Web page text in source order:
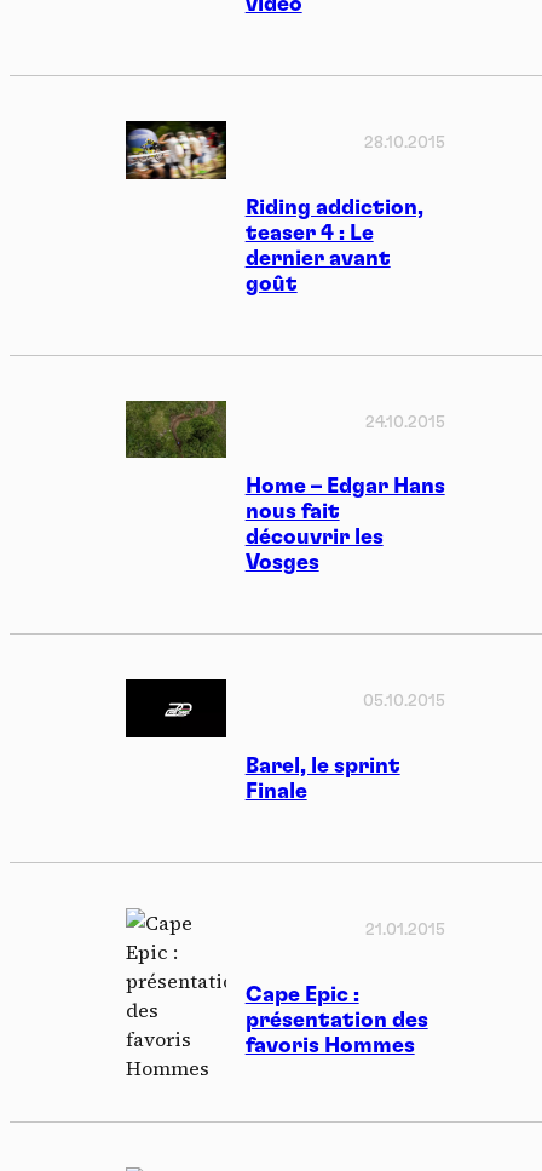
vidéo
Riding addiction,
teaser 4 : Le
dernier avant
goût
28.10.2015
Home – Edgar Hans
nous fait
découvrir les
Vosges
24.10.2015
Barel, le sprint
Finale
05.10.2015
Cape Epic :
présentation des
favoris Hommes
21.01.2015